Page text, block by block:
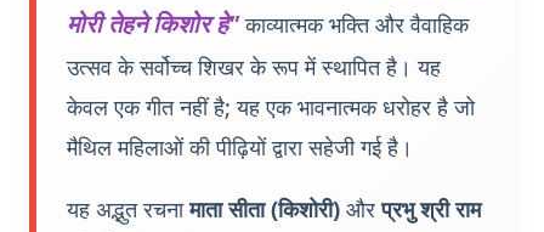
मोरी तेहने किशोर हे"काव्यात्मक भक्ति और वैवाहिक
उत्सव के सर्वोच्च शिखर के रूप में स्थापित है। यह
केवल एक गीत नहीं है; यह एक भावनात्मक धरोहर है जो
मैथिल महिलाओं की पीढ़ियों द्वारा सहेजी गई है।
यह अद्भुत रचनामाता सीता (किशोरी) औरप्रभु श्री राम